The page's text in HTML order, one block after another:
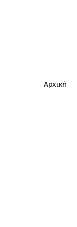
Αρχική